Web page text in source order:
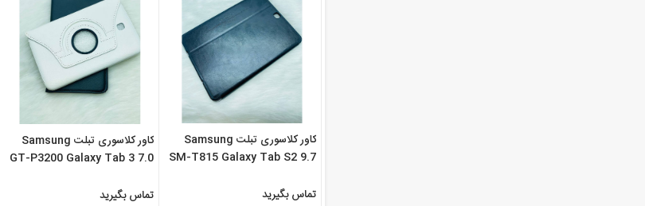
کاور کلاسوری تبلت Samsung
SM-T815 Galaxy Tab S2 9.7
تماس بگیرید
کاور کلاسوری تبلت Samsung
GT-P3200 Galaxy Tab 3 7.0
تماس بگیرید